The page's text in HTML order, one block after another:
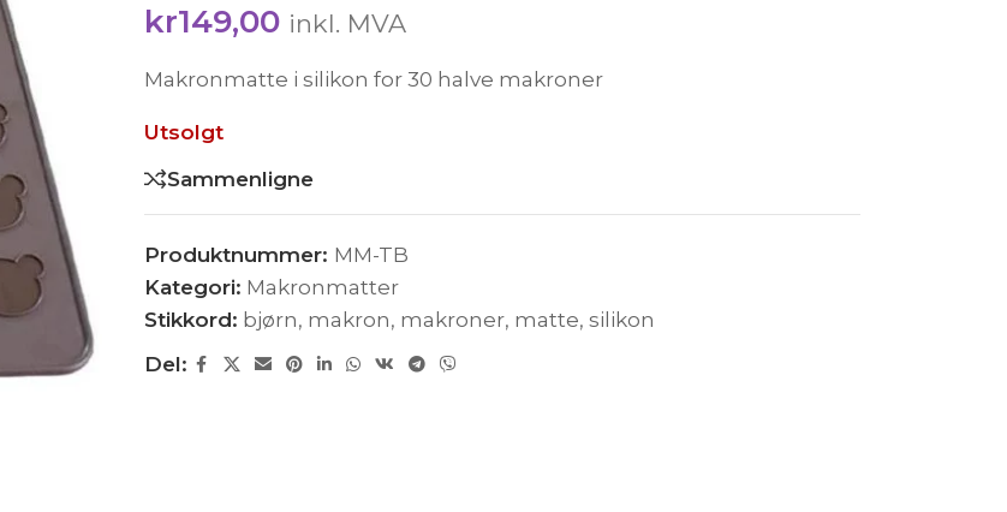
kr149,00 inkl. MVA
Makronmatte i silikon for 30 halve makroner
Utsolgt
Sammenligne
Produktnummer: MM-TB
Kategori: Makronmatter
Stikkord: bjørn, makron, makroner, matte, silikon
Del: